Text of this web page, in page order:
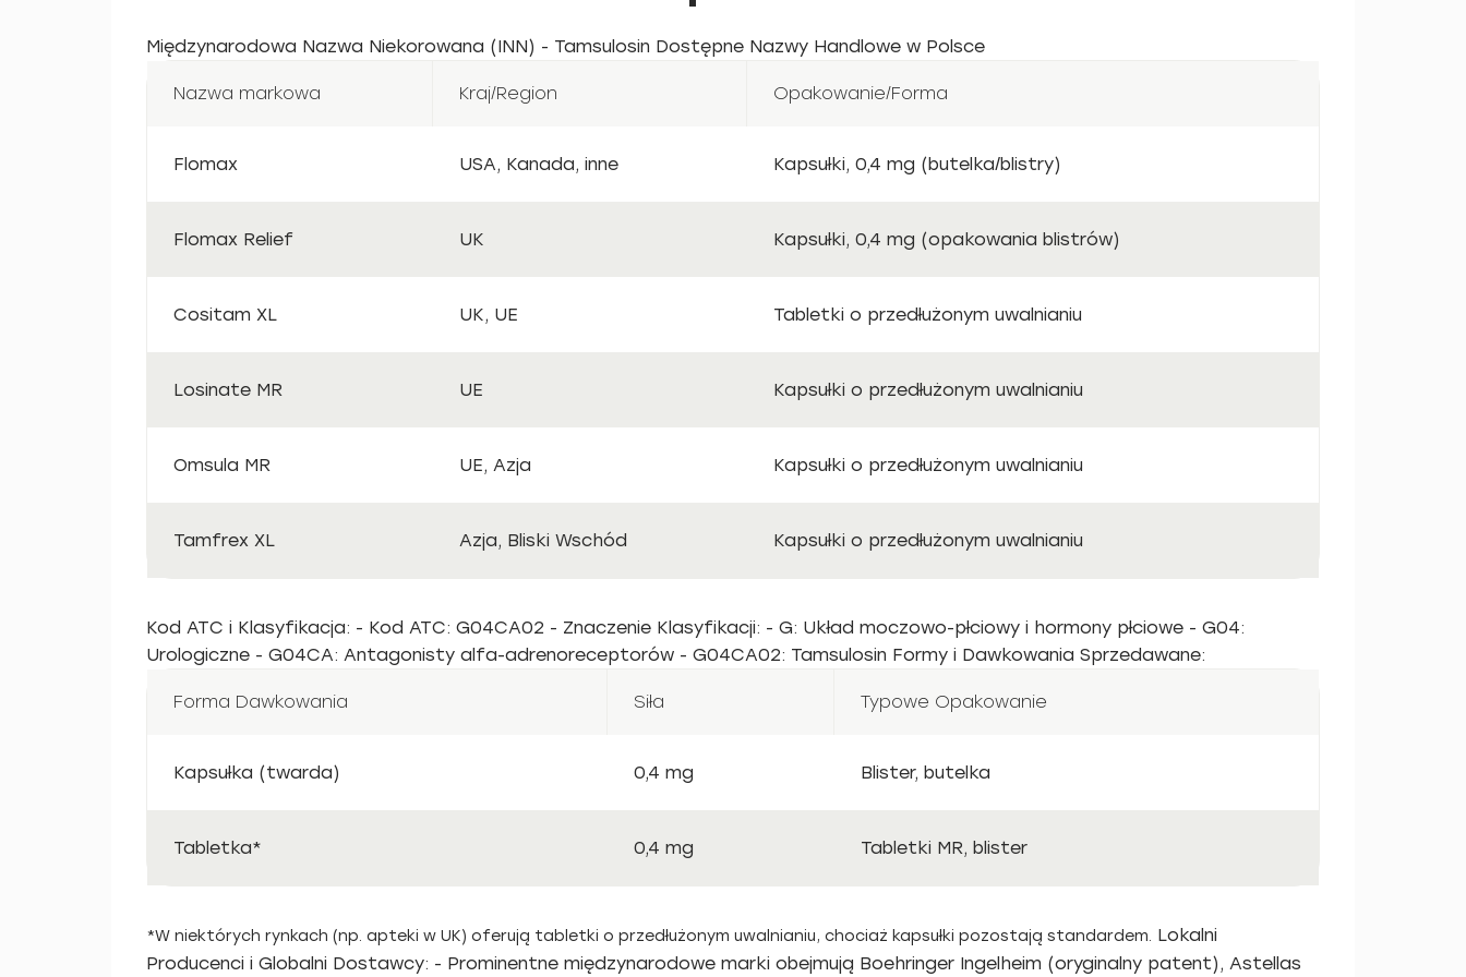
Międzynarodowa Nazwa Niekorowana (INN) - Tamsulosin Dostępne Nazwy Handlowe w Polsce
Nazwa markowa Kraj/Region Opakowanie/Forma
Flomax USA, Kanada, inne Kapsułki, 0,4 mg (butelka/blistry)
Flomax Relief UK Kapsułki, 0,4 mg (opakowania blistrów)
Cositam XL UK, UE Tabletki o przedłużonym uwalnianiu
Losinate MR UE Kapsułki o przedłużonym uwalnianiu
Omsula MR UE, Azja Kapsułki o przedłużonym uwalnianiu
Tamfrex XL Azja, Bliski Wschód Kapsułki o przedłużonym uwalnianiu
Kod ATC i Klasyfikacja: - Kod ATC: G04CA02 - Znaczenie Klasyfikacji: - G: Układ moczowo-płciowy i hormony płciowe - G04:
Urologiczne - G04CA: Antagonisty alfa-adrenoreceptorów - G04CA02: Tamsulosin Formy i Dawkowania Sprzedawane:
Forma Dawkowania Siła Typowe Opakowanie
Kapsułka (twarda) 0,4 mg Blister, butelka
Tabletka* 0,4 mg Tabletki MR, blister
*W niektórych rynkach (np. apteki w UK) oferują tabletki o przedłużonym uwalnianiu, chociaż kapsułki pozostają standardem. Lokalni
Producenci i Globalni Dostawcy: - Prominentne międzynarodowe marki obejmują Boehringer Ingelheim (oryginalny patent), Astellas